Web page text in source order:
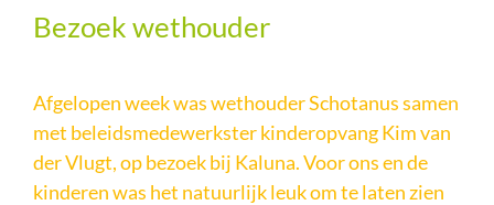
Bezoek wethouder
Afgelopen week was wethouder Schotanus samen
met beleidsmedewerkster kinderopvang Kim van
der Vlugt, op bezoek bij Kaluna. Voor ons en de
kinderen was het natuurlijk leuk om te laten zien